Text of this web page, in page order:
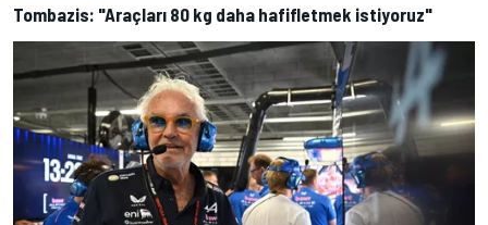
Tombazis: "Araçları 80 kg daha hafifletmek istiyoruz"